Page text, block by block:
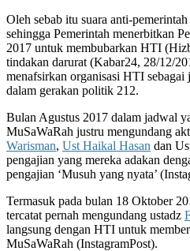
Oleh sebab itu suara anti-
sehingga Pemerintah menerbitkan
2017 untuk membubarkan HTI
tindakan darurat (Kabar24, 28/12/
menafsirkan organisasi HTI sebagai
dalam gerakan politik 212.
Bulan Agustus 2017 dalam jadwal
MuSaWaRah justru mengundang
Warisman, Ust Haikal Hasan dan
pengajian yang mereka adakan
pengajian ‘Musuh yang nyata’
Termasuk pada bulan 18 Oktober
tercatat pernah mengundang ustadz
langsung dengan HTI untuk
MuSaWaRah (InstagramPost).